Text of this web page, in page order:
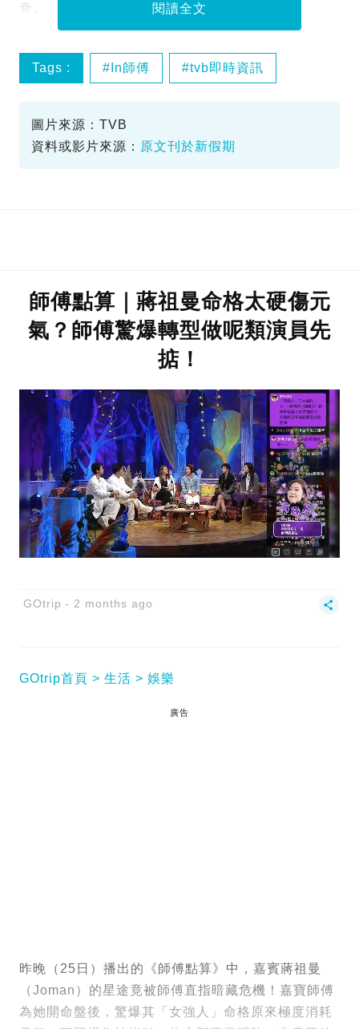
奇。
閱讀全文
Tags : In師傅 tvb即時資訊
圖片來源：TVB
資料或影片來源： 原文刊於新假期
師傅點算｜蔣祖曼命格太硬傷元
氣？師傅驚爆轉型做呢類演員先
掂！
GOtrip 2 months ago
GOtrip首頁 生活 娛樂
廣告
昨晚（25日）播出的《師傅點算》中，嘉賓蔣祖曼
（Joman）的星途竟被師傅直指暗藏危機！嘉寶師傅
為她開命盤後，驚爆其「女強人」命格原來極度消耗